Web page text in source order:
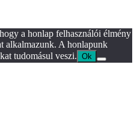
a honlap felhasználói élmény
alkalmazunk. A honlapunk
tudomásul veszi. Ok